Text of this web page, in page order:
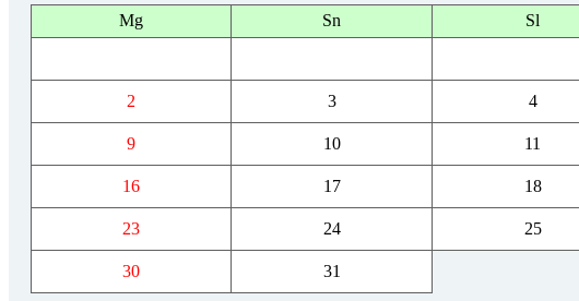
Mg Sn Sl
2 3 4
9 10 11
16 17 18
23 24 25
30 31